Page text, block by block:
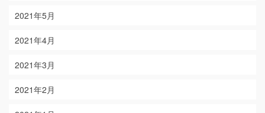
2021年5月
2021年4月
2021年3月
2021年2月